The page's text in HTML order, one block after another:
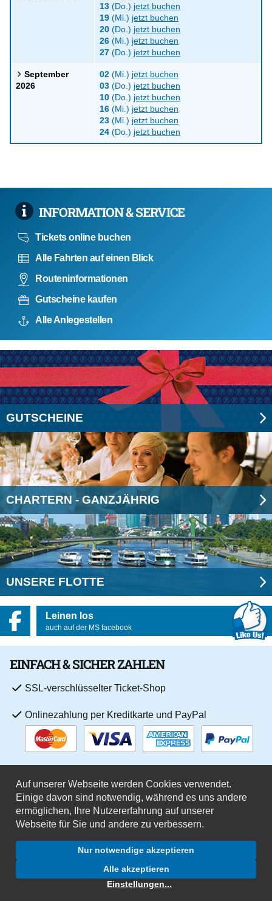
13 (Do.) jetzt buchen
19 (Mi.) jetzt buchen
20 (Do.) jetzt buchen
26 (Mi.) jetzt buchen
27 (Do.) jetzt buchen
September
2026
02 (Mi.) jetzt buchen
03 (Do.) jetzt buchen
10 (Do.) jetzt buchen
16 (Mi.) jetzt buchen
23 (Mi.) jetzt buchen
24 (Do.) jetzt buchen
INFORMATION & SERVICE
Tickets online buchen
Alle Fahrten auf einen Blick
Routeninformationen
Gutscheine kaufen
Alle Anlegestellen
GUTSCHEINE
CHARTERN - GANZJÄHRIG
UNSERE FLOTTE
Leinen los
auch auf der MS facebook
EINFACH & SICHER ZAHLEN
SSL-verschlüsselter Ticket-Shop
Onlinezahlung per Kreditkarte und PayPal
Beförderungsbedingungen
AGB Vertrag widerrufen
© 2026 Frankfurter Personenschiffahrt PRIMUS-LINIE
Auf unserer Webseite werden Cookies verwendet.
Einige davon sind notwendig, während es uns andere
ermöglichen, Ihre Nutzererfahrung auf unserer
Webseite für Sie und andere zu verbessern.
Nur notwendige akzeptieren
Alle akzeptieren
Einstellungen...